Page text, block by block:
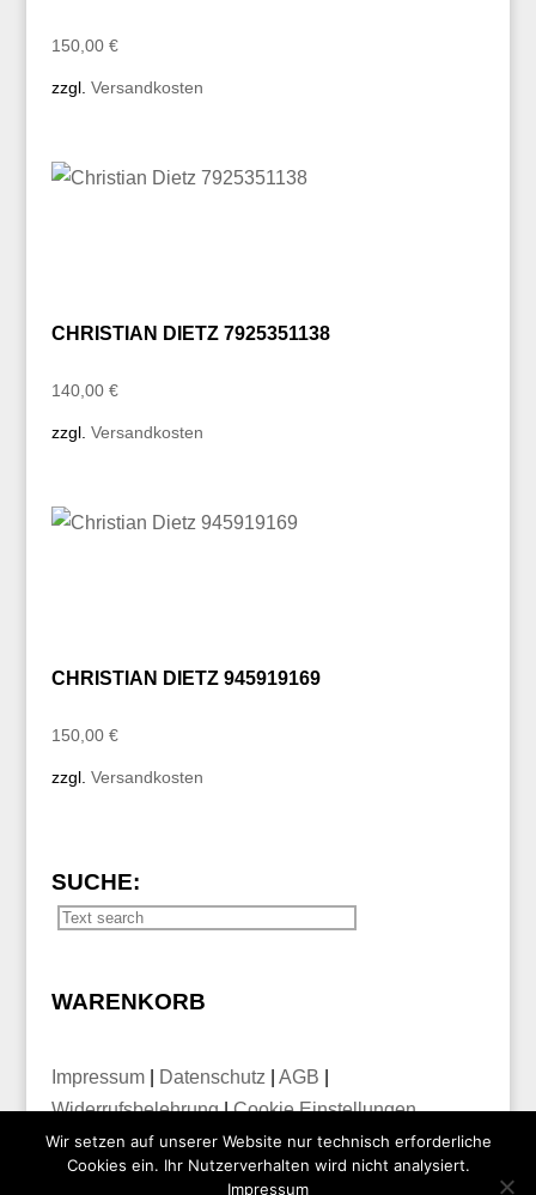
150,00 €
zzgl. Versandkosten
CHRISTIAN DIETZ 7925351138
140,00 €
zzgl. Versandkosten
CHRISTIAN DIETZ 945919169
150,00 €
zzgl. Versandkosten
SUCHE:
WARENKORB
Impressum Datenschutz AGB
Widerrufsbelehrung|Cookie Einstellungen
Wir setzen auf unserer Website nur technisch erforderliche
Cookies ein. Ihr Nutzerverhalten wird nicht analysiert.
Impressum